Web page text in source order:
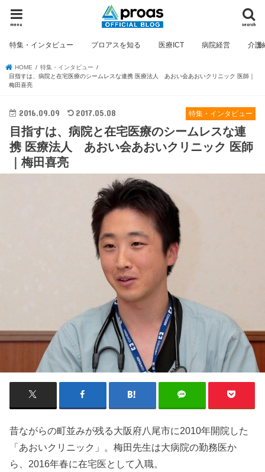
search
menu
特集・インタビュー プロアスを知る 医療ICT 病院経営 介護
HOME
特集・インタビュー
目指すは、病院と在宅医療のシームレスな連携 医療法人 あおい会あおいクリニック 医師｜
梅田喜亮
特集・インタビュー
2016.09.09 2017.05.08
目指すは、病院と在宅医療のシームレスな連
携 医療法人 あおい会あおいクリニック 医師
｜梅田喜亮
昔ながらの町並みが残る大阪府八尾市に2010年開院した
「あおいクリニック」。梅田先生は大病院の勤務医か
ら、2016年春に在宅医として入職。